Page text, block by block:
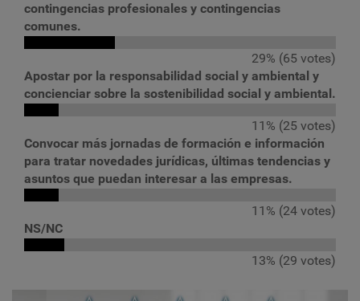
contingencias profesionales y contingencias
comunes.
29% (65 votes)
Apostar por la responsabilidad social y ambiental y
concienciar sobre la sostenibilidad social y ambiental.
11% (25 votes)
Convocar más jornadas de formación e información
para tratar novedades jurídicas, últimas tendencias y
asuntos que puedan interesar a las empresas.
11% (24 votes)
NS/NC
13% (29 votes)